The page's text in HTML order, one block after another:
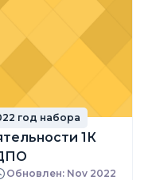
год набора
1К
Обновлен: Nov 2022